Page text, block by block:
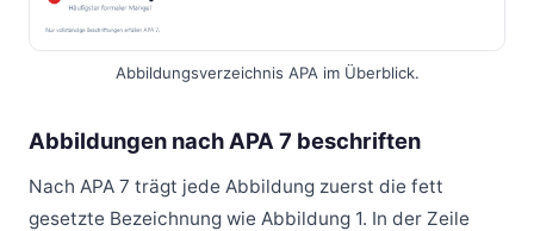
Abbildungsverzeichnis APA im Überblick.
Abbildungen nach APA 7 beschriften
Nach APA 7 trägt jede Abbildung zuerst die fett
gesetzte Bezeichnung wie Abbildung 1. In der Zeile